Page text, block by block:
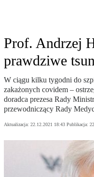
Prof. Andrzej
prawdziwe
W ciągu kilku tygodni do
zakażonych covidem –
doradca prezesa Rady
przewodniczący Rady
Aktualizacja: 22.12.2021 18:43 Publikacja: